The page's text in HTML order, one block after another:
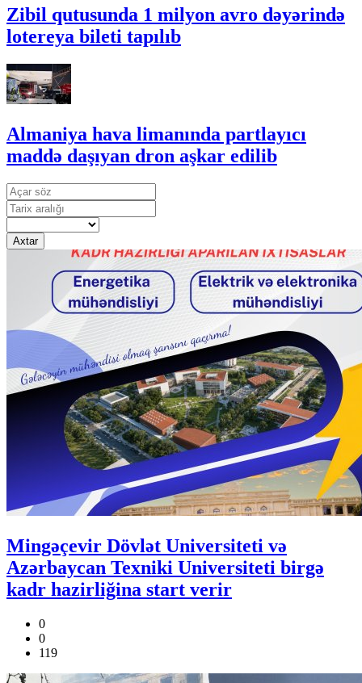
Zibil qutusunda 1 milyon avro dəyərində
lotereya bileti tapılıb
Almaniya hava limanında partlayıcı
maddə daşıyan dron aşkar edilib
Axtar
Mingəçevir Dövlət Universiteti və
Azərbaycan Texniki Universiteti birgə
kadr hazirliğina start verir
0
0
119